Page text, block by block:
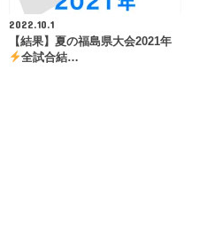
2022.10.1
【結果】夏の福島県大会2021年
全試合結…